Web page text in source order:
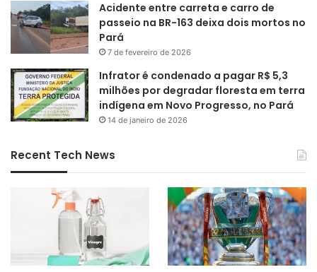
Acidente entre carreta e carro de
passeio na BR-163 deixa dois mortos no
Pará
7 de fevereiro de 2026
Infrator é condenado a pagar R$ 5,3
milhões por degradar floresta em terra
indígena em Novo Progresso, no Pará
14 de janeiro de 2026
Recent Tech News